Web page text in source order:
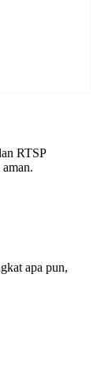
RTSP
apa pun,